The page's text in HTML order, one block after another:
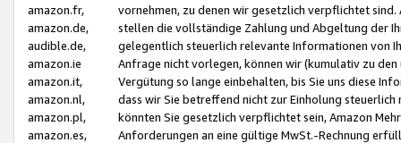
amazon.fr,
amazon.de,
audible.de,
amazon.ie
amazon.it,
amazon.nl,
amazon.pl,
amazon.es,
vornehmen, zu denen wir gesetzlich verpflichtet
stellen die vollständige Zahlung und Abgeltung der
gelegentlich steuerlich relevante Informationen von
Anfrage nicht vorlegen, können wir (kumulativ zu
Vergütung so lange einbehalten, bis Sie uns diese
dass wir Sie betreffend nicht zur Einholung
könnten Sie gesetzlich verpflichtet sein, Amazon
Anforderungen an eine gültige MwSt.-Rechnung